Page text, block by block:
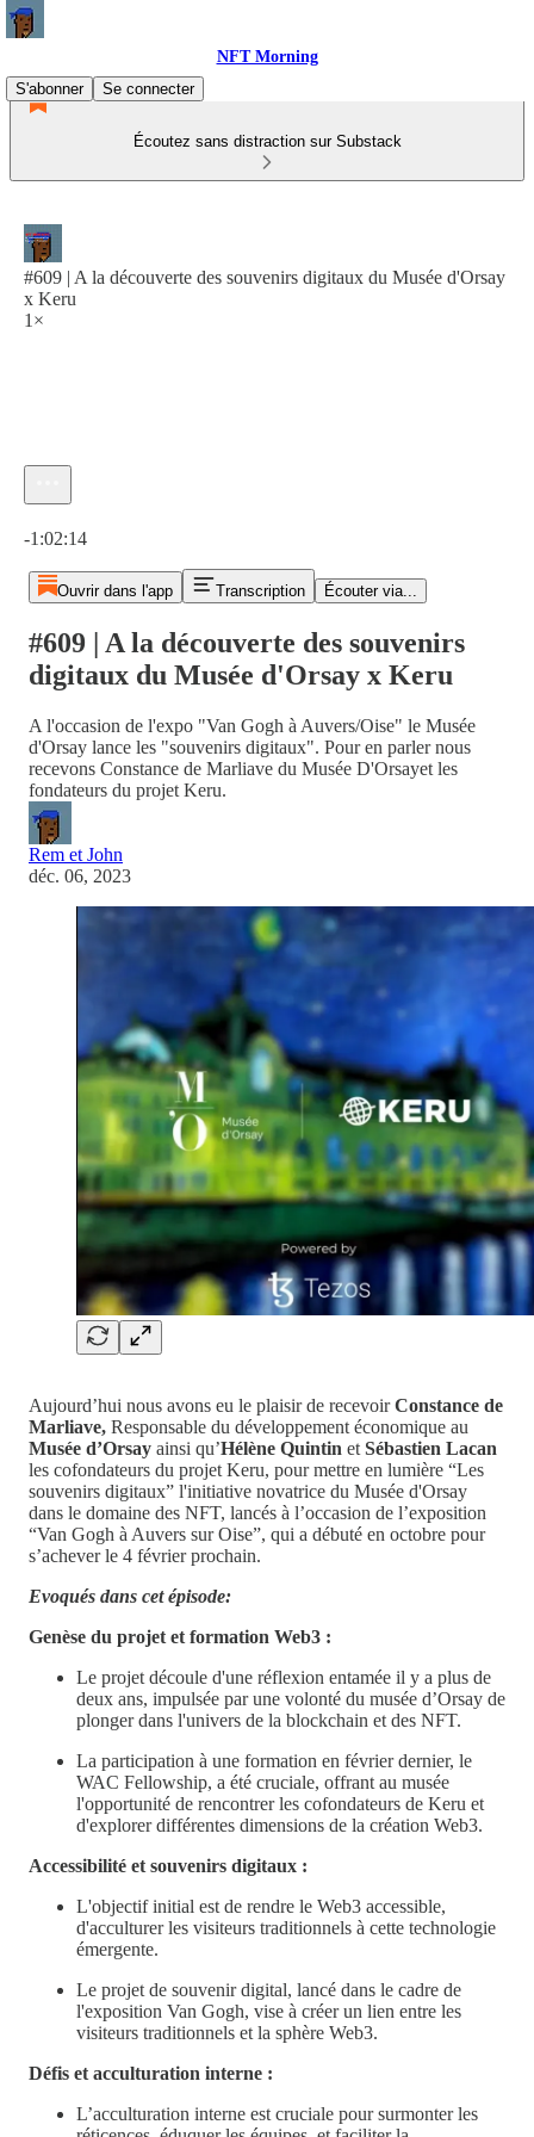
NFT Morning
S'abonner
Se connecter
Écoutez sans distraction sur Substack
#609 | A la découverte des souvenirs digitaux du Musée d'Orsay
x Keru
1×
-1:02:14
Ouvrir dans l'app Transcription Écouter via...
#609 | A la découverte des souvenirs
digitaux du Musée d'Orsay x Keru
A l'occasion de l'expo "Van Gogh à Auvers/Oise" le Musée
d'Orsay lance les "souvenirs digitaux". Pour en parler nous
recevons Constance de Marliave du Musée D'Orsayet les
fondateurs du projet Keru.
Rem et John
déc. 06, 2023
Aujourd’hui nous avons eu le plaisir de recevoirConstance de
Marliave, Responsable du développement économique au
Musée d’Orsay ainsi qu’Hélène Quintin et Sébastien Lacan
les cofondateurs du projet Keru, pour mettre en lumière “Les
souvenirs digitaux” l'initiative novatrice du Musée d'Orsay
dans le domaine des NFT, lancés à l’occasion de l’exposition
“Van Gogh à Auvers sur Oise”, qui a débuté en octobre pour
s’achever le 4 février prochain.
Evoqués dans cet épisode:
Genèse du projet et formation Web3 :
Le projet découle d'une réflexion entamée il y a plus de
deux ans, impulsée par une volonté du musée d’Orsay de
plonger dans l'univers de la blockchain et des NFT.
La participation à une formation en février dernier, le
WAC Fellowship, a été cruciale, offrant au musée
l'opportunité de rencontrer les cofondateurs de Keru et
d'explorer différentes dimensions de la création Web3.
Accessibilité et souvenirs digitaux :
L'objectif initial est de rendre le Web3 accessible,
d'acculturer les visiteurs traditionnels à cette technologie
émergente.
Le projet de souvenir digital, lancé dans le cadre de
l'exposition Van Gogh, vise à créer un lien entre les
visiteurs traditionnels et la sphère Web3.
Défis et acculturation interne :
L’acculturation interne est cruciale pour surmonter les